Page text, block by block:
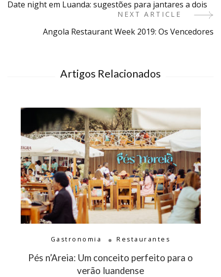
Navigation
Date night em Luanda: sugestões para jantares a dois
NEXT ARTICLE
Angola Restaurant Week 2019: Os Vencedores
Artigos Relacionados
Gastronomia Restaurantes
Pés n’Areia: Um conceito perfeito para o
verão luandense